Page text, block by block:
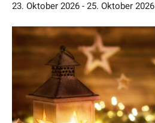
23. Oktober 2026 - 25. Oktober 2026